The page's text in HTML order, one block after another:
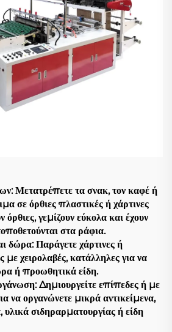
Μετατρέπετε τα σνακ, τον καφέ ή
σε όρθιες πλαστικές ή χάρτινες
γεμίζουν εύκολα και έχουν
στα ράφια.
δώρα: Παράγετε χάρτινες ή
με χειρολαβές, κατάλληλες για να
ή προωθητικά είδη.
Δημιουργείτε επίπεδες ή με
να οργανώνετε μικρά αντικείμενα,
σιδηραρματουργίας ή είδη